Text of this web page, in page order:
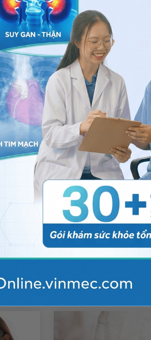
trị: Những kiểu “làm tóc” lạ hoặc
thắt tóc kiểu cornbow (tóc dính sát da
tóc. Ngoài ra, việc áp dụng những
hành lâu dài có thể gây viêm nang
vĩnh viễn.
sử dụng thuốc, phẫu thuật để kích
sĩ chuyên khoa Da Liễu để có chỉ
đầu, bạn có thể đến bệnh viện thuộc
ơn bạn đã tin tưởng và gửi câu hỏi
lòng bấm số HOTLINE , đặt muaGÓI
khám tự động trên ứng dụng My
ứng dụng.
liễu Nấm da đầu